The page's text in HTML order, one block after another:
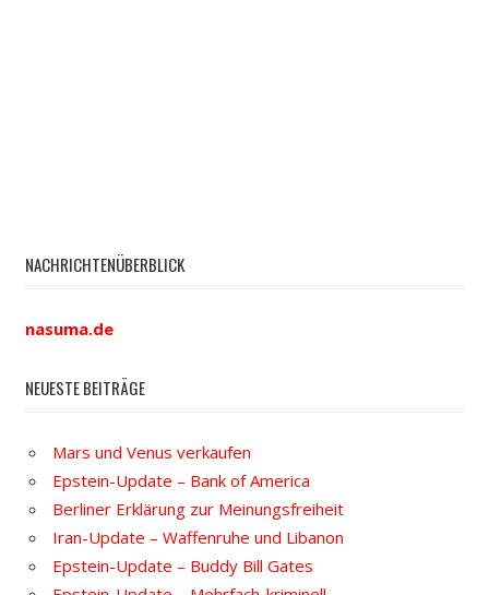
NACHRICHTENÜBERBLICK
nasuma.de
NEUESTE BEITRÄGE
Mars und Venus verkaufen
Epstein-Update – Bank of America
Berliner Erklärung zur Meinungsfreiheit
Iran-Update – Waffenruhe und Libanon
Epstein-Update – Buddy Bill Gates